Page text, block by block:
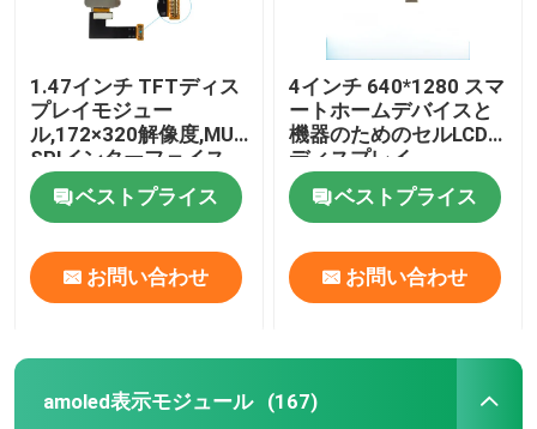
1.47インチ TFTディス
プレイモジュー
ル,172×320解像度,MUC
SPIインターフェイス
600 CD/M2
ベストプライス
お問い合わせ
4インチ 640*1280 スマ
ートホームデバイスと
機器のためのセルLCD
ディスプレイ
ベストプライス
お問い合わせ
amoled表示モジュール (167)